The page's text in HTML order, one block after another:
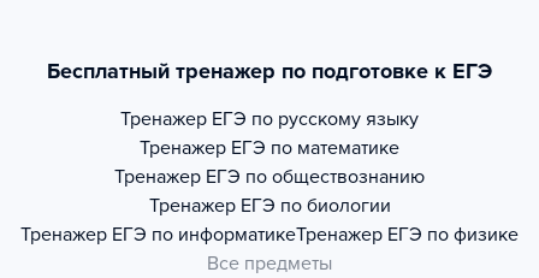
Бесплатный тренажер по подготовке к ЕГЭ
Тренажер ЕГЭ по русскому языку
Тренажер ЕГЭ по математике
Тренажер ЕГЭ по обществознанию
Тренажер ЕГЭ по биологии
Тренажер ЕГЭ по информатикеТренажер ЕГЭ по физике
Все предметы